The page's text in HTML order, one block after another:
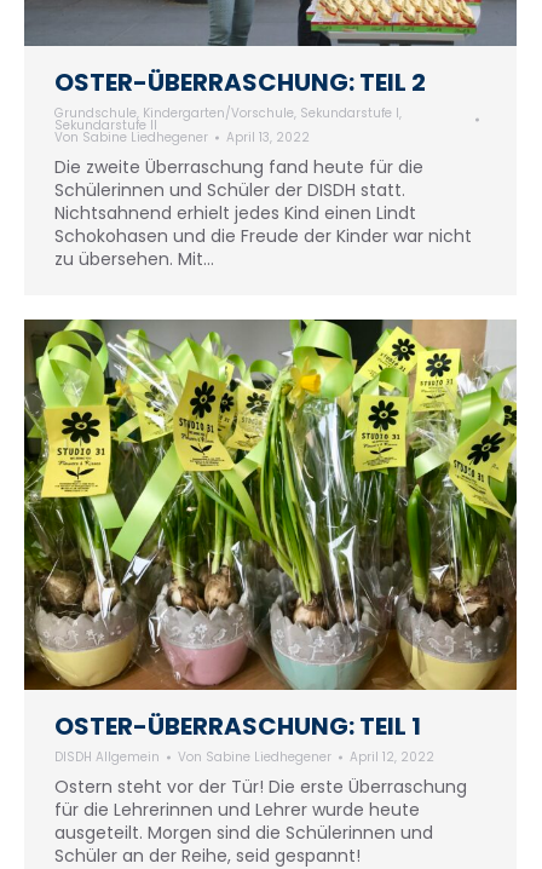
OSTER-ÜBERRASCHUNG: TEIL 2
Grundschule, Kindergarten/Vorschule, Sekundarstufe I,
Sekundarstufe II
Von Sabine Liedhegener April 13, 2022
Die zweite Überraschung fand heute für die
Schülerinnen und Schüler der DISDH statt.
Nichtsahnend erhielt jedes Kind einen Lindt
Schokohasen und die Freude der Kinder war nicht
zu übersehen. Mit…
OSTER-ÜBERRASCHUNG: TEIL 1
DISDH Allgemein Von Sabine Liedhegener April 12, 2022
Ostern steht vor der Tür! Die erste Überraschung
für die Lehrerinnen und Lehrer wurde heute
ausgeteilt. Morgen sind die Schülerinnen und
Schüler an der Reihe, seid gespannt!